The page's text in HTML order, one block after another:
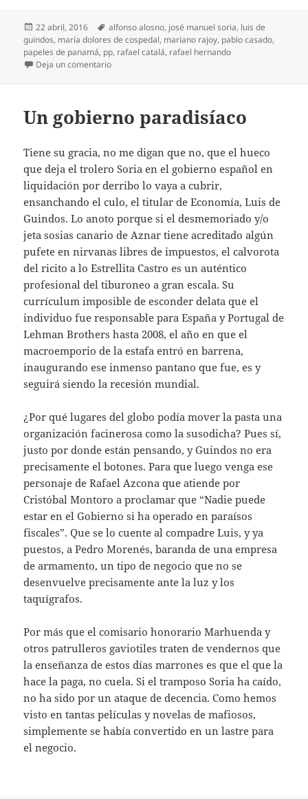
Publicado
el
22 abril, 2016 Etiquetas
alfonso alosno, josé manuel soria, luis de
guindos, maría dolores de cospedal, mariano rajoy, pablo casado,
papeles de panamá, pp, rafael catalá, rafael hernando
Deja un comentarioen Unidad de quemados
Un gobierno paradisíaco
Tiene su gracia, no me digan que no, que el hueco
que deja el trolero Soria en el gobierno español en
liquidación por derribo lo vaya a cubrir,
ensanchando el culo, el titular de Economía, Luis de
Guindos. Lo anoto porque si el desmemoriado y/o
jeta sosias canario de Aznar tiene acreditado algún
pufete en nirvanas libres de impuestos, el calvorota
del ricito a lo Estrellita Castro es un auténtico
profesional del tiburoneo a gran escala. Su
currículum imposible de esconder delata que el
individuo fue responsable para España y Portugal de
Lehman Brothers hasta 2008, el año en que el
macroemporio de la estafa entró en barrena,
inaugurando ese inmenso pantano que fue, es y
seguirá siendo la recesión mundial.
¿Por qué lugares del globo podía mover la pasta una
organización facinerosa como la susodicha? Pues sí,
justo por donde están pensando, y Guindos no era
precisamente el botones. Para que luego venga ese
personaje de Rafael Azcona que atiende por
Cristóbal Montoro a proclamar que “Nadie puede
estar en el Gobierno si ha operado en paraísos
fiscales”. Que se lo cuente al compadre Luis, y ya
puestos, a Pedro Morenés, baranda de una empresa
de armamento, un tipo de negocio que no se
desenvuelve precisamente ante la luz y los
taquígrafos.
Por más que el comisario honorario Marhuenda y
otros patrulleros gaviotiles traten de vendernos que
la enseñanza de estos días marrones es que el que la
hace la paga, no cuela. Si el tramposo Soria ha caído,
no ha sido por un ataque de decencia. Como hemos
visto en tantas películas y novelas de mafiosos,
simplemente se había convertido en un lastre para
el negocio.